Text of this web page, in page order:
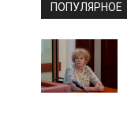
ПОПУЛЯРНОЕ